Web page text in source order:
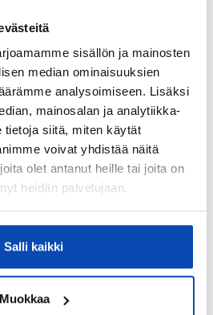
sisällön ja mainosten
median ominaisuuksien
analysoimiseen. Lisäksi
mainosalan ja analytiikka-
tietoja siitä, miten käytät
voivat yhdistää näitä
olet antanut heille tai joita on
heidän palvelujaan.
Salli kaikki
Muokkaa